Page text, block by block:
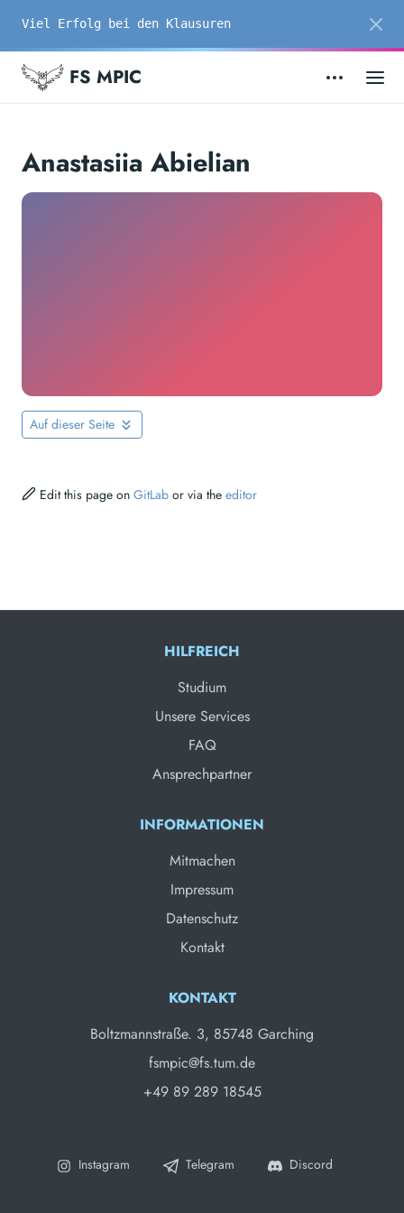
Viel Erfolg bei den Klausuren
FS MPIC
Anastasiia Abielian
Auf dieser Seite
Edit this page on GitLab or via the editor
HILFREICH
Studium
Unsere Services
FAQ
Ansprechpartner
INFORMATIONEN
Mitmachen
Impressum
Datenschutz
Kontakt
KONTAKT
Boltzmannstraße. 3, 85748 Garching
fsmpic@fs.tum.de
+49 89 289 18545
Instagram Telegram Discord